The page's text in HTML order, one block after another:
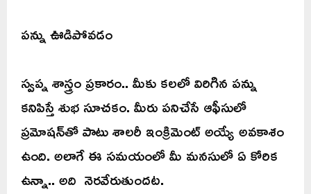
పన్ను ఊడిపోవడం
స్వప్న శాస్త్రం ప్రకారం.. మీకు కలలో విరిగిన పన్ను
కనిపిస్తే శుభ సూచకం. మీరు పనిచేసే ఆఫీసులో
ప్రమోషన్‌తో పాటు శాలరీ ఇంక్రిమెంట్ అయ్యే అవకాశం
ఉంది. అలాగే ఈ సమయంలో మీ మనసులో ఏ కోరిక
ఉన్నా.. అది నెరవేరుతుందట.